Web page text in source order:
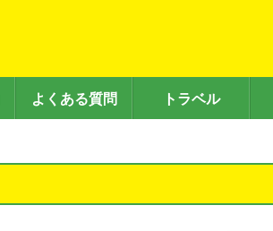
よくある質問 トラベル